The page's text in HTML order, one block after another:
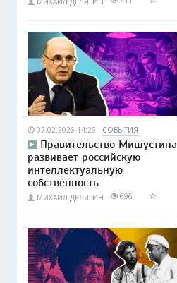
02.02.2026 14:26 СОБЫТИЯ
Правительство Мишустина
развивает российскую
интеллектуальную
собственность
МИХАИЛ ДЕЛЯГИН 696